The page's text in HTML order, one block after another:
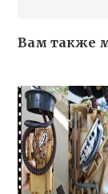
Вам также